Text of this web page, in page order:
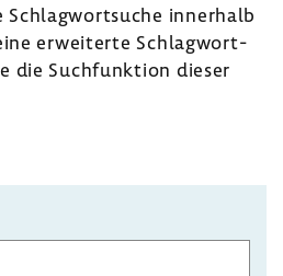
Schlag­wort­suche inner­halb
erwei­terte Schlag­wort­
die Such­funk­tion dieser